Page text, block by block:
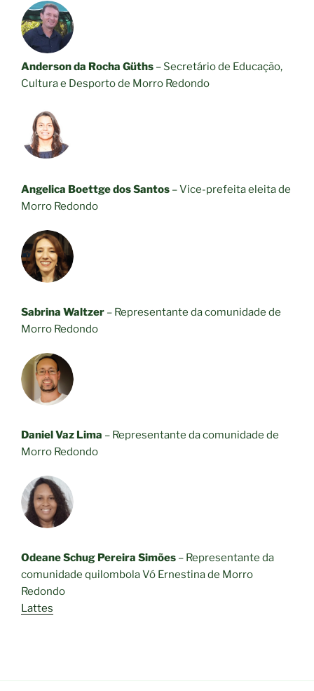
Anderson da Rocha Güths – Secretário de Educação,
Cultura e Desporto de Morro Redondo
Angelica Boettge dos Santos – Vice-prefeita eleita de
Morro Redondo
Sabrina Waltzer – Representante da comunidade de
Morro Redondo
Daniel Vaz Lima – Representante da comunidade de
Morro Redondo
Odeane Schug Pereira Simões – Representante da
comunidade quilombola Vó Ernestina de Morro
Redondo
Lattes